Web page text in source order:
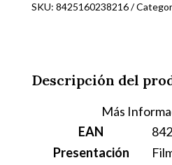
IP44
SKU: 8425160238216
Descripción del
Más
EAN
Presentación